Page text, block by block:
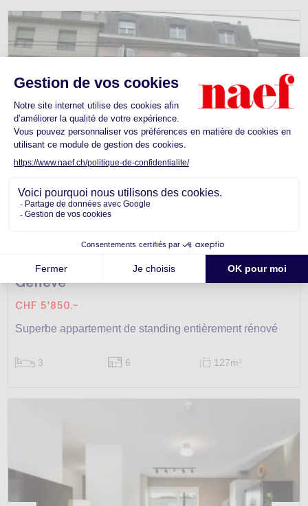
Appartement -
Genève
CHF 5'850.-
Superbe appartement de standing entièrement rénové
3 6 127m2